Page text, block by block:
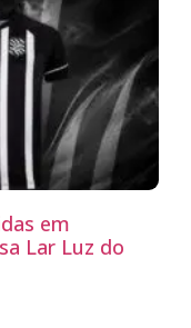
em
Lar Luz do